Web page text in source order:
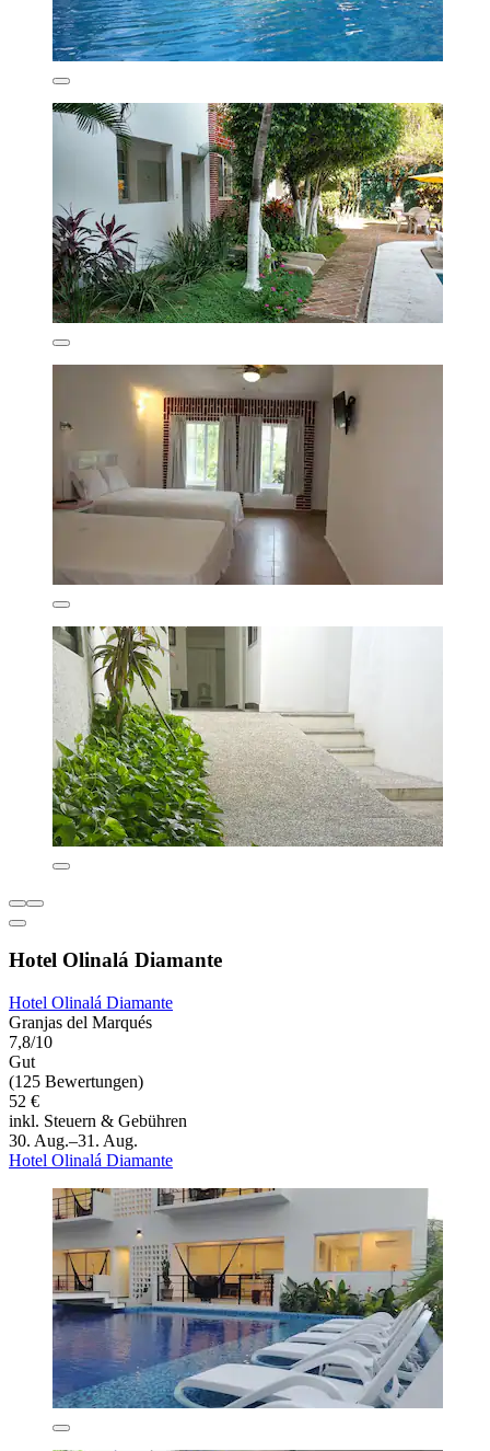
Hotel Olinalá Diamante
Hotel Olinalá Diamante
Granjas del Marqués
7,8/10
Gut
(125 Bewertungen)
52 €
inkl. Steuern & Gebühren
30. Aug.–31. Aug.
Hotel Olinalá Diamante